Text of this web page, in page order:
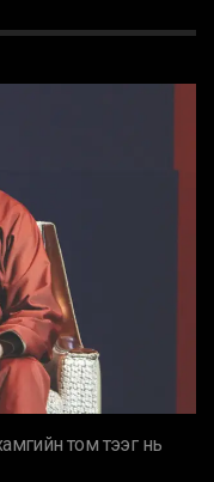
том тээг нь